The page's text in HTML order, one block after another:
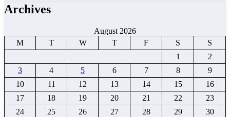
Archives
August 2026
M
T W T F S
S
1
2
3
4 5 6 7 8
9
10
11 12 13 14 15
16
17
18 19 20 21 22
23
24
25 26 27 28 29
30